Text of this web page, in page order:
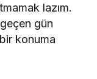
lazım.
gün
konuma